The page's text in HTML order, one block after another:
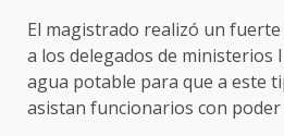
El magistrado realizó un
a los delegados de ministerios
agua potable para que a este
asistan funcionarios con poder